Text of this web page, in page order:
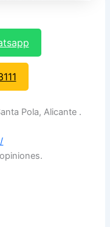
Pola, Alicante .